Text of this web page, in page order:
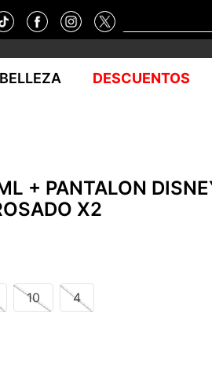
BELLEZA DESCUENTOS
+ PANTALON
X2
10 4